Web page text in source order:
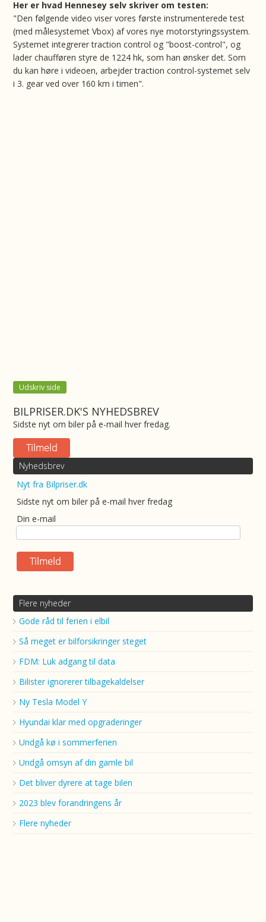
Her er hvad Hennesey selv skriver om testen:
"Den følgende video viser vores første instrumenterede test
(med målesystemet Vbox) af vores nye motorstyringssystem.
Systemet integrerer traction control og "boost-control", og
lader chaufføren styre de 1224 hk, som han ønsker det. Som
du kan høre i videoen, arbejder traction control-systemet selv
i 3. gear ved over 160 km i timen".
Udskriv side
BILPRISER.DK'S NYHEDSBREV
Sidste nyt om biler på e-mail hver fredag.
Nyhedsbrev
Nyt fra Bilpriser.dk
Sidste nyt om biler på e-mail hver fredag
Din e-mail
Flere nyheder
Gode råd til ferien i elbil
Så meget er bilforsikringer steget
FDM: Luk adgang til data
Bilister ignorerer tilbagekaldelser
Ny Tesla Model Y
Hyundai klar med opgraderinger
Undgå kø i sommerferien
Undgå omsyn af din gamle bil
Det bliver dyrere at tage bilen
2023 blev forandringens år
Flere nyheder